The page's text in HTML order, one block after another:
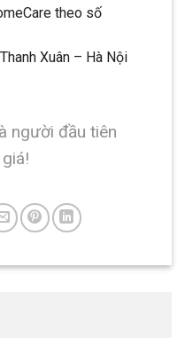
theo số
Xuân – Hà Nội
người đầu tiên